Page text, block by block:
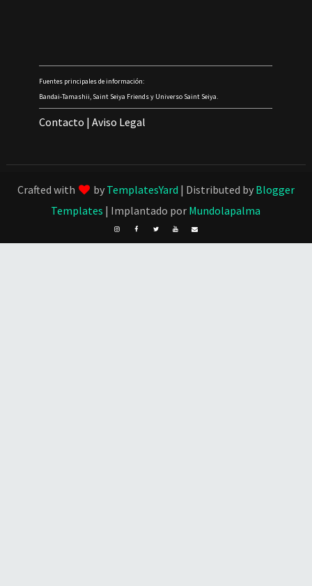
Fuentes principales de información:
Bandai-Tamashii, Saint Seiya Friends y Universo Saint Seiya.
Contacto |Aviso Legal
Crafted with by TemplatesYard | Distributed by Blogger
Templates | Implantado por Mundolapalma